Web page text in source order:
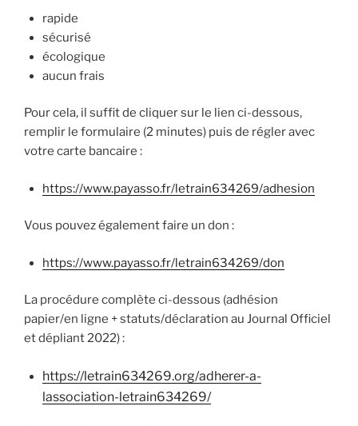
rapide
sécurisé
écologique
aucun frais
Pour cela, il suffit de cliquer sur le lien ci-dessous,
remplir le formulaire (2 minutes) puis de régler avec
votre carte bancaire :
https://www.payasso.fr/letrain634269/adhesion
Vous pouvez également faire un don :
https://www.payasso.fr/letrain634269/don
La procédure complète ci-dessous (adhésion
papier/en ligne + statuts/déclaration au Journal Officiel
et dépliant 2022) :
https://letrain634269.org/adherer-a-
lassociation-letrain634269/